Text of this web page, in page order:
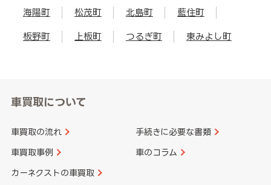
海陽町 松茂町 北島町 藍住町
板野町 上板町 つるぎ町 東みよし町
車買取について
車買取の流れ 手続きに必要な書類
車買取事例 車のコラム
カーネクストの車買取